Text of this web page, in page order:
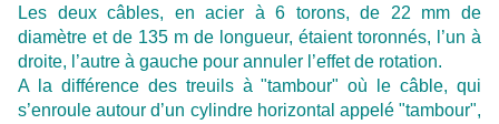
Les deux câbles, en acier à 6 torons, de 22 mm de
diamètre et de 135 m de longueur, étaient toronnés, l’un à
droite, l’autre à gauche pour annuler l’effet de rotation.
A la différence des treuils à "tambour" où le câble, qui
s’enroule autour d’un cylindre horizontal appelé "tambour",